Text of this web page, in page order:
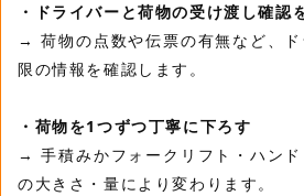
・ドライバーと荷物の受け渡し確認
→ 荷物の点数や伝票の有無など、
限の情報を確認します。
・荷物を1つずつ丁寧に下ろす
→ 手積みかフォークリフト・ハン
の大きさ・量により変わります。